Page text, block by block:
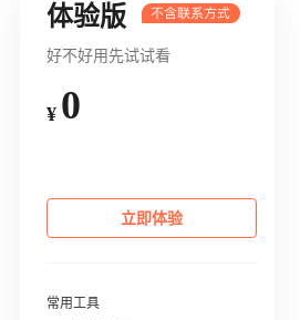
体验版
好不好用先试试看
¥ 0
立即体验
常用工具